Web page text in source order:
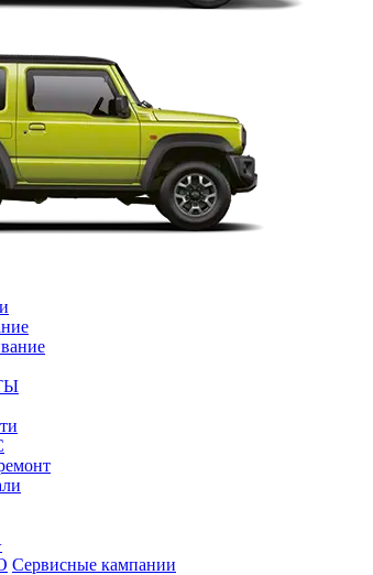
Сервисные кампании